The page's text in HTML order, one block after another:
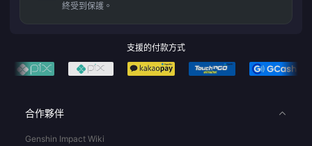
終受到保護。
支援的付款方式
合作夥伴
Genshin Impact Wiki